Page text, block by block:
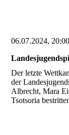
06.07.2024, 20:00
Der letzte
der
Albrecht, Mara
Tsotsoria